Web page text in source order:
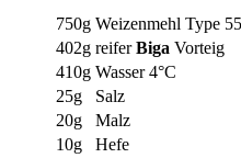
750g Weizenmehl Type
402g reiferBiga Vorteig
410g Wasser 4°C
25g
Salz
20g
Malz
10g
Hefe